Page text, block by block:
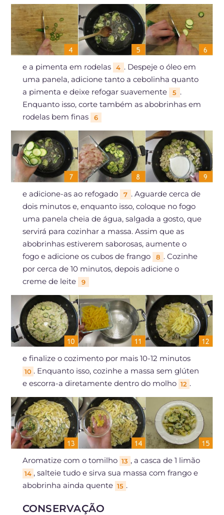
e a pimenta em rodelas 4 . Despeje o óleo em
uma panela, adicione tanto a cebolinha quanto
a pimenta e deixe refogar suavemente
5 .
Enquanto isso, corte também as abobrinhas em
rodelas bem finas
6
e adicione-as ao refogado 7 . Aguarde cerca de
dois minutos e, enquanto isso, coloque no fogo
uma panela cheia de água, salgada a gosto, que
servirá para cozinhar a massa. Assim que as
abobrinhas estiverem saborosas, aumente o
fogo e adicione os cubos de frango
8 . Cozinhe
por cerca de 10 minutos, depois adicione o
creme de leite
9
e finalize o cozimento por mais 10-12 minutos
10 . Enquanto isso, cozinhe a massa sem glúten
e escorra-a diretamente dentro do molho 12 .
Aromatize com o tomilho 13 , a casca de 1 limão
14 , salteie tudo e sirva sua massa com frango e
abobrinha ainda quente 15 .
CONSERVAÇÃO